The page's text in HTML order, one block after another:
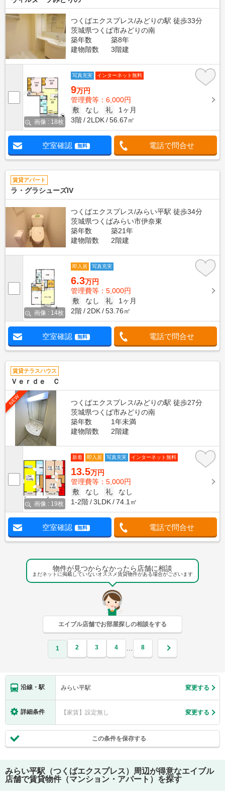
つくばエクスプレス/みどりの駅 徒歩33分
茨城県つくば市みどりの南
築年数
築8年
建物階数
3階建
画像 : 18枚
写真充実 インターネット無料
9万円
管理費等：6,000円
敷
なし 礼
1ヶ月
3階
2LDK 56.67㎡
空室確認 無料 電話で問合せ
賃貸アパート
ラ・グラシューズIV
つくばエクスプレス/みらい平駅 徒歩34分
茨城県つくばみらい市伊奈東
築年数
築21年
建物階数
2階建
画像 : 14枚
即入居 写真充実
6.3万円
管理費等：5,000円
敷
なし 礼
1ヶ月
2階
2DK 53.76㎡
空室確認 無料 電話で問合せ
賃貸テラスハウス
Ｖｅｒｄｅ Ｃ
NEW
つくばエクスプレス/みどりの駅 徒歩27分
茨城県つくば市みどりの南
築年数
1年未満
建物階数
2階建
画像 : 19枚
新着 即入居 写真充実 インターネット無料
13.5万円
管理費等：5,000円
敷
なし 礼
なし
1-2階
3LDK 74.1㎡
空室確認 無料 電話で問合せ
物件が見つからなかったら店舗に相談
まだネットに掲載していないオススメ賃貸物件がある場合がございます
エイブル店舗でお部屋探しの相談をする
1 2 3 4 … 8
沿線・駅 みらい平駅 変更する
詳細条件 【家賃】設定無し 変更する
この条件を保存する
みらい平駅（つくばエクスプレス）
周辺が得意なエイブル
店舗で賃貸物件（マンション・アパート）を探す